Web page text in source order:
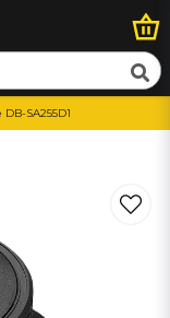
SA255D1